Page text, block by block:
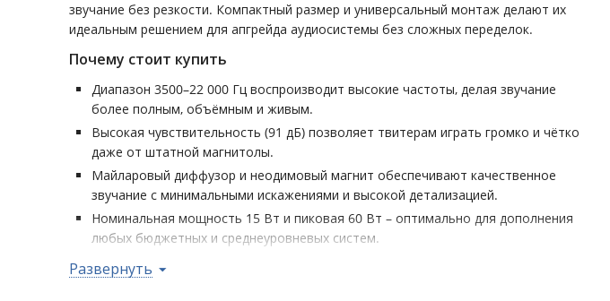
звучание без резкости. Компактный размер и универсальный монтаж делают их
идеальным решением для апгрейда аудиосистемы без сложных переделок.
Почему стоит купить
Диапазон 3500–22 000 Гц воспроизводит высокие частоты, делая звучание
более полным, объёмным и живым.
Высокая чувствительность (91 дБ) позволяет твитерам играть громко и чётко
даже от штатной магнитолы.
Майларовый диффузор и неодимовый магнит обеспечивают качественное
звучание с минимальными искажениями и высокой детализацией.
Номинальная мощность 15 Вт и пиковая 60 Вт – оптимально для дополнения
любых бюджетных и среднеуровневых систем.
установку возможной в любых условиях и местах автомобиля.
Развернуть